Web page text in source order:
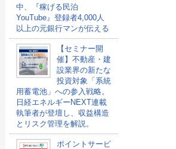
中、『稼げる民泊
YouTube』登録者4,000人
以上の元銀行マンが伝える
【セミナー開
催】不動産・建
設業界の新たな
投資対象「系統
用蓄電池」への参入戦略。
日経エネルギーNEXT連載
執筆者が登壇し、収益構造
とリスク管理を解説。
ポイントサービ